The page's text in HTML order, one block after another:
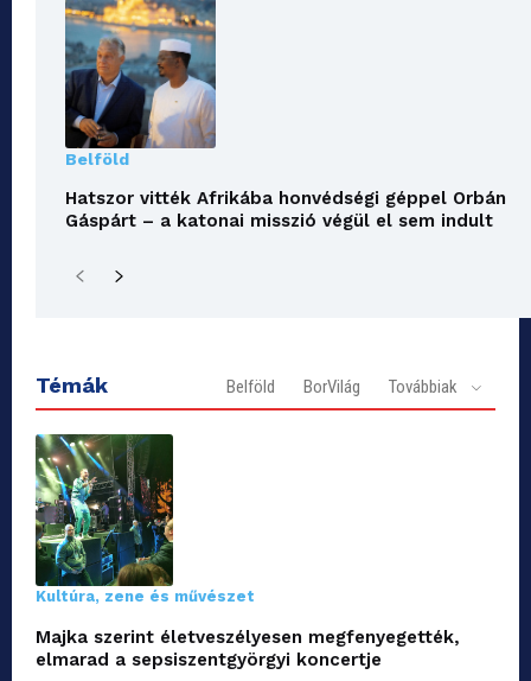
Belföld
Hatszor vitték Afrikába honvédségi géppel Orbán
Gáspárt – a katonai misszió végül el sem indult
Témák Belföld BorVilág Továbbiak
Kultúra, zene és művészet
Majka szerint életveszélyesen megfenyegették,
elmarad a sepsiszentgyörgyi koncertje